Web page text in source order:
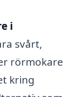
i
svårt,
rörmokare
kring